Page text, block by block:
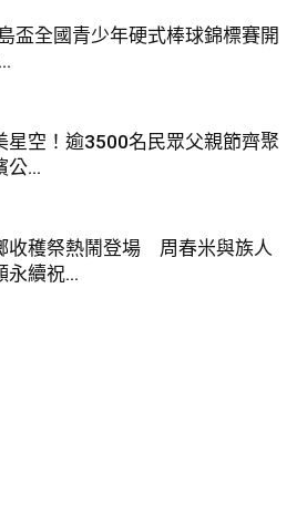
盃全國青少年硬式棒球錦標賽開
星空！逾3500名民眾父親節齊聚
公...
收穫祭熱鬧登場 周春米與族人
永續祝...